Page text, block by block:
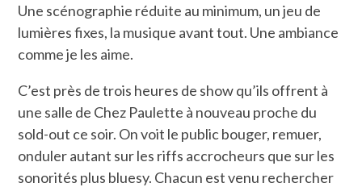
Une scénographie réduite au minimum, un jeu de
lumières fixes, la musique avant tout. Une ambiance
comme je les aime.
C’est près de trois heures de show qu’ils offrent à
une salle de Chez Paulette à nouveau proche du
sold-out ce soir. On voit le public bouger, remuer,
onduler autant sur les riffs accrocheurs que sur les
sonorités plus bluesy. Chacun est venu rechercher